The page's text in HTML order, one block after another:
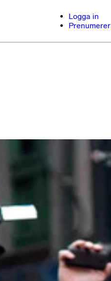
Logga in